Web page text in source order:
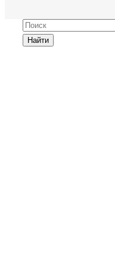
Найти